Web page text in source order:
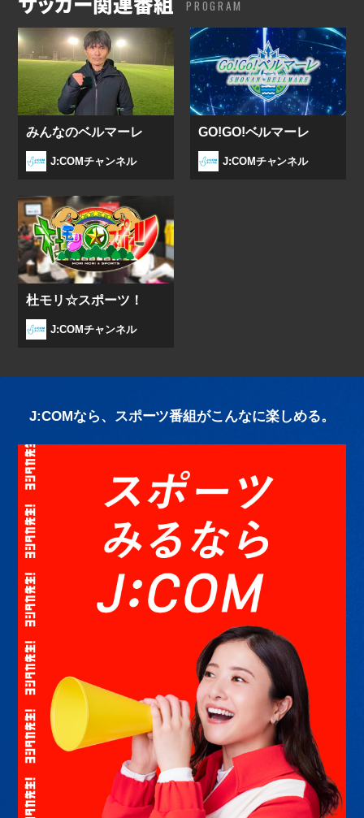
PROGRAM
みんなのベルマーレ
J:COMチャンネル
GO!GO!ベルマーレ
J:COMチャンネル
杜モリ☆スポーツ！
J:COMチャンネル
J:COMなら、スポーツ番組がこんなに楽しめる。